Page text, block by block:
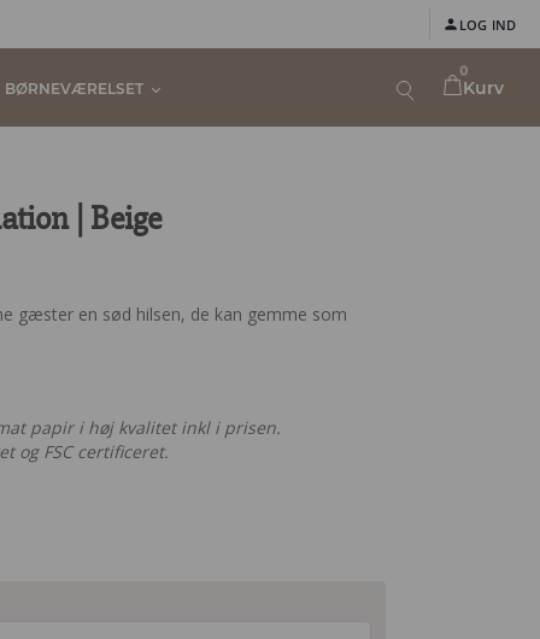
LOG IND
0
Kurv
BØRNEVÆRELSET
| Beige
gæster en sød hilsen, de kan gemme som
papir i høj kvalitet inkl i prisen.
og FSC certificeret.